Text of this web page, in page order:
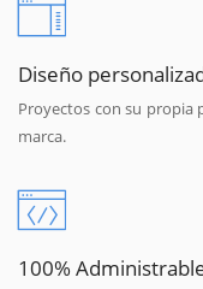
Diseño
Proyectos con su propia
marca.
100%